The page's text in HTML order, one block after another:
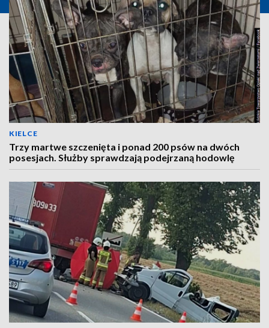
KIELCE
Trzy martwe szczenięta i ponad 200 psów na dwóch
posesjach. Służby sprawdzają podejrzaną hodowlę